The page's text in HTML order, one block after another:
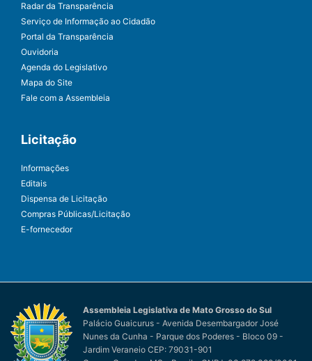
Radar da Transparência
Serviço de Informação ao Cidadão
Portal da Transparência
Ouvidoria
Agenda do Legislativo
Mapa do Site
Fale com a Assembleia
Licitação
Informações
Editais
Dispensa de Licitação
Compras Públicas/Licitação
E-fornecedor
Assembleia Legislativa de Mato Grosso do Sul
Palácio Guaicurus - Avenida Desembargador José
Nunes da Cunha - Parque dos Poderes - Bloco 09 -
Jardim Veraneio CEP: 79031-901